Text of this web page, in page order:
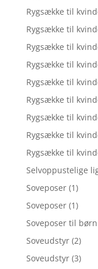
Rygsække til
Rygsække til
Rygsække til
Rygsække til
Rygsække til
Rygsække til
Rygsække til
Rygsække til
Rygsække til
Selvoppustelige
Soveposer (1)
Soveposer (1)
Soveposer til børn
Soveudstyr (2)
Soveudstyr (3)